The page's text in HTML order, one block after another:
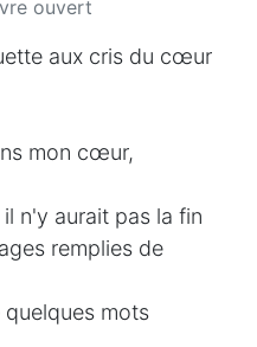
ouvert
aux cris du cœur
mon cœur,
n'y aurait pas la fin
remplies de
mots